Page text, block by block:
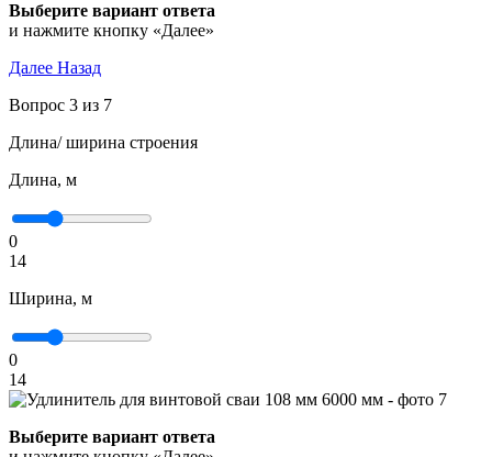
Выберите вариант ответа
и нажмите кнопку «Далее»
Далее Назад
Вопрос 3 из 7
Длина/ ширина строения
Длина, м
0
14
Ширина, м
0
14
Выберите вариант ответа